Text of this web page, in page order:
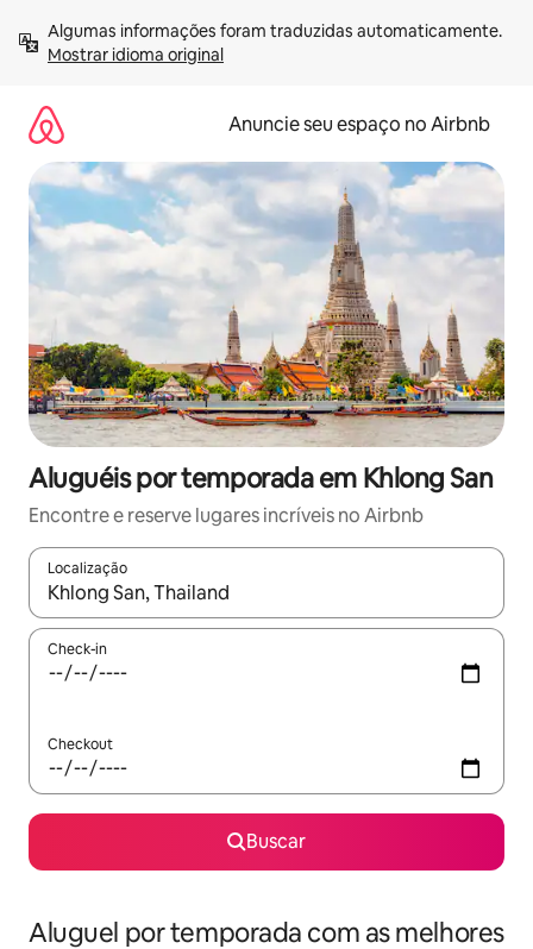
para
Mostrar idioma original
Anuncie seu espaço no Airbnb
Aluguéis por temporada em Khlong San
Encontre e reserve lugares incríveis no Airbnb
Localização
Quando os resultados estiverem disponíveis, explore-os
Check-in
Checkout
Buscar
Aluguel por temporada com as melhores